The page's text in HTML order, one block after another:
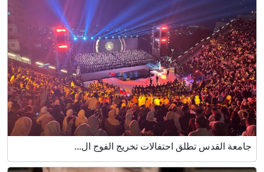
جامعة القدس تطلق احتفالات تخريج الفوج ال...